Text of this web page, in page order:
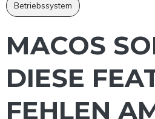
Betriebssystem
MACOS
DIESE
FEHLEN